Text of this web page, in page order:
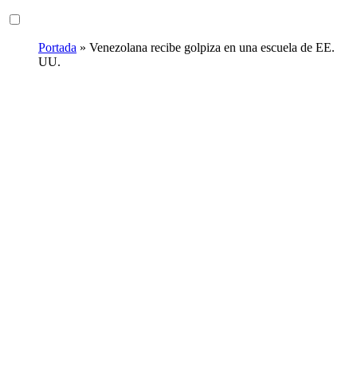
Portada » Venezolana recibe golpiza en una escuela de EE.
UU.